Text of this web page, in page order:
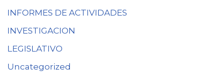
INFORMES DE ACTIVIDADES
INVESTIGACION
LEGISLATIVO
Uncategorized